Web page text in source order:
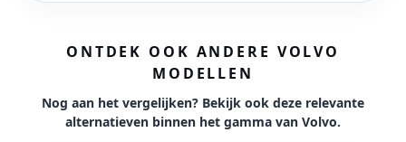
ONTDEK OOK ANDERE VOLVO
MODELLEN
Nog aan het vergelijken? Bekijk ook deze relevante
alternatieven binnen het gamma van Volvo.